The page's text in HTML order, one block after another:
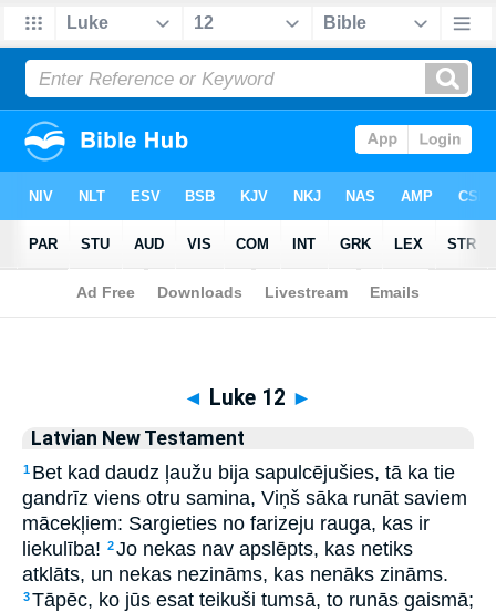
Biblia>Latvian New Testament > Luke 12
◄ Luke 12 ►
Latvian New Testament
1 Bet kad daudz ļaužu bija sapulcējušies, tā ka tie
gandrīz viens otru samina, Viņš sāka runāt saviem
mācekļiem: Sargieties no farizeju rauga, kas ir
liekulība! 2Jo nekas nav apslēpts, kas netiks
atklāts, un nekas nezināms, kas nenāks zināms.
3Tāpēc, ko jūs esat teikuši tumsā, to runās gaismā;